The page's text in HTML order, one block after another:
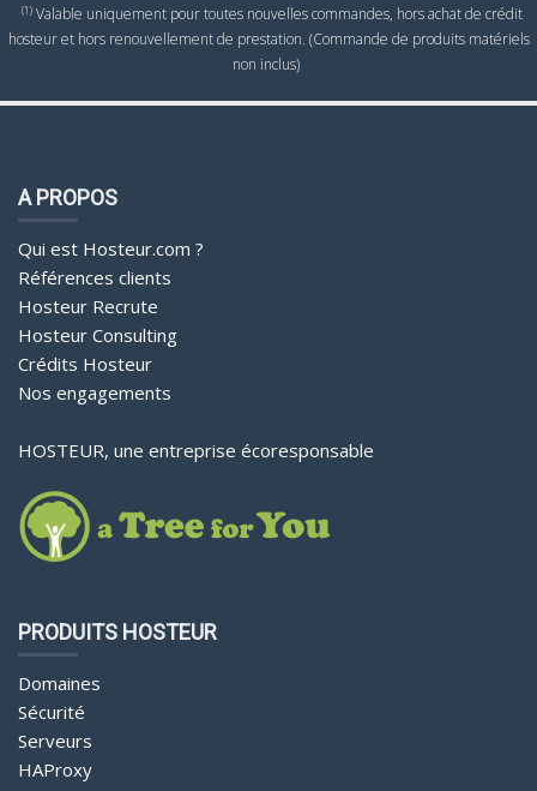
(1)Valable uniquement pour toutes nouvelles commandes, hors achat de crédit
hosteur et hors renouvellement de prestation. (Commande de produits matériels
non inclus)
A PROPOS
Qui est Hosteur.com ?
Références clients
Hosteur Recrute
Hosteur Consulting
Crédits Hosteur
Nos engagements
HOSTEUR, une entreprise écoresponsable
PRODUITS HOSTEUR
Domaines
Sécurité
Serveurs
HAProxy